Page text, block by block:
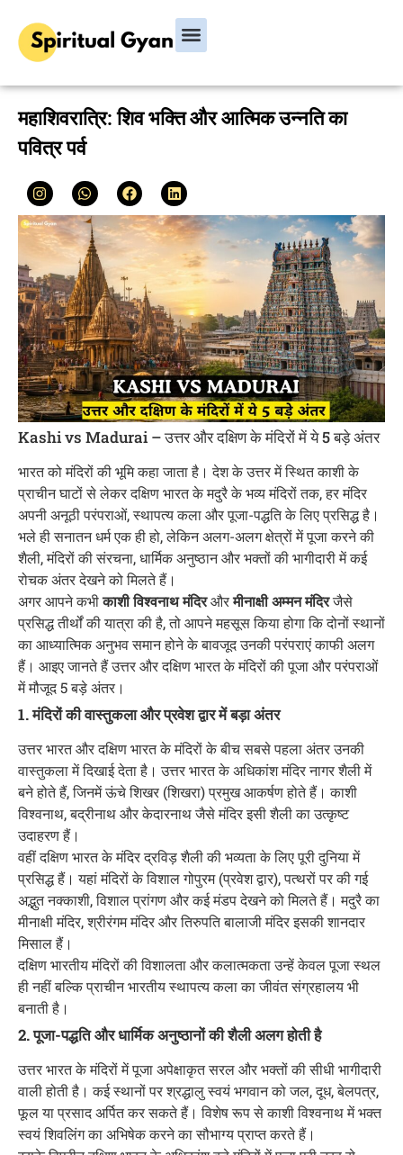
महाशिवरात्रि: शिव भक्ति और आत्मिक उन्नति का
पवित्र पर्व
Kashi vs Madurai – उत्तर और दक्षिण के मंदिरों में ये 5 बड़े अंतर
भारत को मंदिरों की भूमि कहा जाता है। देश के उत्तर में स्थित काशी के
प्राचीन घाटों से लेकर दक्षिण भारत के मदुरै के भव्य मंदिरों तक, हर मंदिर
अपनी अनूठी परंपराओं, स्थापत्य कला और पूजा-पद्धति के लिए प्रसिद्ध है।
भले ही सनातन धर्म एक ही हो, लेकिन अलग-अलग क्षेत्रों में पूजा करने की
शैली, मंदिरों की संरचना, धार्मिक अनुष्ठान और भक्तों की भागीदारी में कई
रोचक अंतर देखने को मिलते हैं।
अगर आपने कभीकाशी विश्वनाथ मंदिरऔरमीनाक्षी अम्मन मंदिरजैसे
प्रसिद्ध तीर्थों की यात्रा की है, तो आपने महसूस किया होगा कि दोनों स्थानों
का आध्यात्मिक अनुभव समान होने के बावजूद उनकी परंपराएं काफी अलग
हैं। आइए जानते हैं उत्तर और दक्षिण भारत के मंदिरों की पूजा और परंपराओं
में मौजूद 5 बड़े अंतर।
1. मंदिरों की वास्तुकला और प्रवेश द्वार में बड़ा अंतर
उत्तर भारत और दक्षिण भारत के मंदिरों के बीच सबसे पहला अंतर उनकी
वास्तुकला में दिखाई देता है। उत्तर भारत के अधिकांश मंदिर नागर शैली में
बने होते हैं, जिनमें ऊंचे शिखर (शिखरा) प्रमुख आकर्षण होते हैं। काशी
विश्वनाथ, बद्रीनाथ और केदारनाथ जैसे मंदिर इसी शैली का उत्कृष्ट
उदाहरण हैं।
वहीं दक्षिण भारत के मंदिर द्रविड़ शैली की भव्यता के लिए पूरी दुनिया में
प्रसिद्ध हैं। यहां मंदिरों के विशाल गोपुरम (प्रवेश द्वार), पत्थरों पर की गई
अद्भुत नक्काशी, विशाल प्रांगण और कई मंडप देखने को मिलते हैं। मदुरै का
मीनाक्षी मंदिर, श्रीरंगम मंदिर और तिरुपति बालाजी मंदिर इसकी शानदार
मिसाल हैं।
दक्षिण भारतीय मंदिरों की विशालता और कलात्मकता उन्हें केवल पूजा स्थल
ही नहीं बल्कि प्राचीन भारतीय स्थापत्य कला का जीवंत संग्रहालय भी
बनाती है।
2. पूजा-पद्धति और धार्मिक अनुष्ठानों की शैली अलग होती है
उत्तर भारत के मंदिरों में पूजा अपेक्षाकृत सरल और भक्तों की सीधी भागीदारी
वाली होती है। कई स्थानों पर श्रद्धालु स्वयं भगवान को जल, दूध, बेलपत्र,
फूल या प्रसाद अर्पित कर सकते हैं। विशेष रूप से काशी विश्वनाथ में भक्त
स्वयं शिवलिंग का अभिषेक करने का सौभाग्य प्राप्त करते हैं।